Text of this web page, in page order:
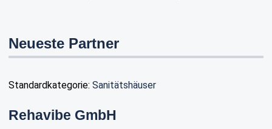
Neueste Partner
Standardkategorie: Sanitätshäuser
Rehavibe GmbH